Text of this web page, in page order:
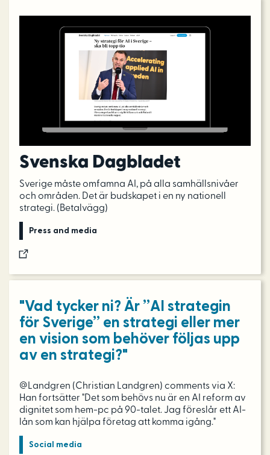
Svenska Dagbladet
Sverige måste omfamna AI, på alla samhällsnivåer
och områden. Det är budskapet i en ny nationell
strategi. (Betalvägg)
Press and media
"Vad tycker ni? Är ”AI strategin
för Sverige” en strategi eller mer
en vision som behöver följas upp
av en strategi?"
@Landgren (Christian Landgren) comments via X:
Han fortsätter "Det som behövs nu är en AI reform av
dignitet som hem-pc på 90-talet. Jag föreslår ett AI-
lån som kan hjälpa företag att komma igång."
Social media